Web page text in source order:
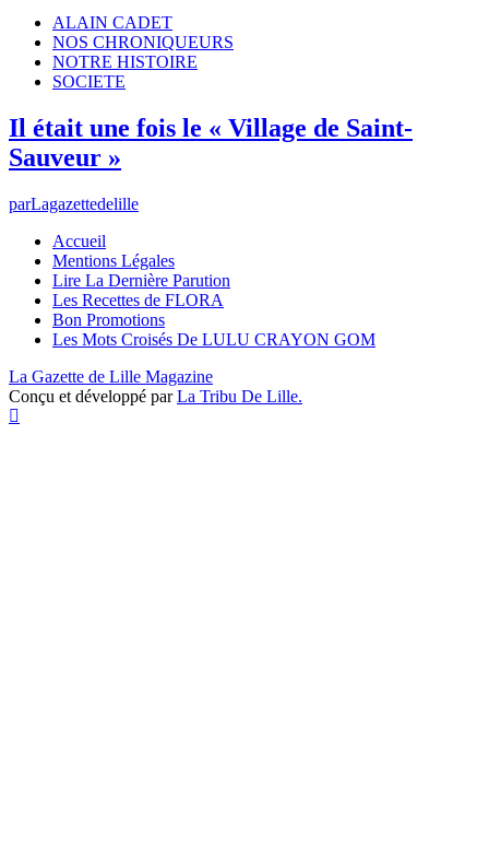
ALAIN CADET
NOS CHRONIQUEURS
NOTRE HISTOIRE
SOCIETE
Il était une fois le « Village de Saint-
Sauveur »
parLagazettedelille
Accueil
Mentions Légales
Lire La Dernière Parution
Les Recettes de FLORA
Bon Promotions
Les Mots Croisés De LULU CRAYON GOM
La Gazette de Lille Magazine
Conçu et développé parLa Tribu De Lille.